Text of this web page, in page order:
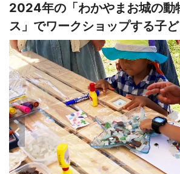
2024年の「わかやまお城の動
ス」でワークショップする子